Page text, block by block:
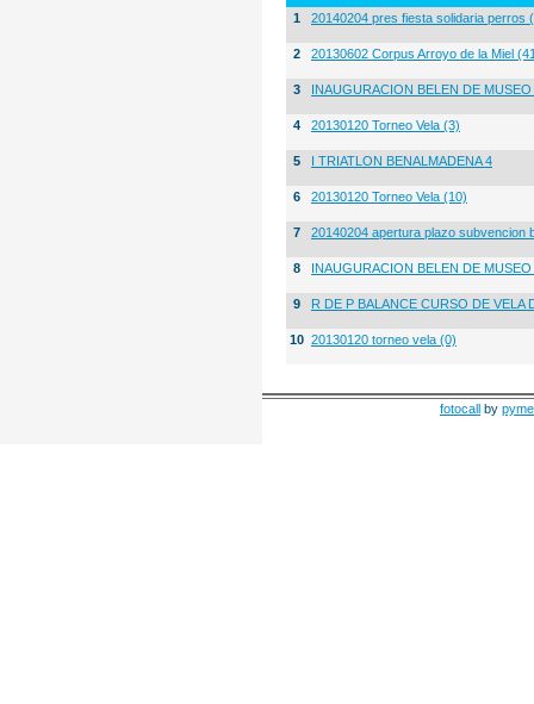
1 20140204 pres fiesta solidaria perros
2 20130602 Corpus Arroyo de la Miel
3 INAUGURACION BELEN DE
4 20130120 Torneo Vela (3)
5 I TRIATLON BENALMADENA 4
6 20130120 Torneo Vela (10)
7 20140204 apertura plazo subvencion
8 INAUGURACION BELEN DE
9 R DE P BALANCE CURSO DE VELA
10 20130120 torneo vela (0)
fotocall by